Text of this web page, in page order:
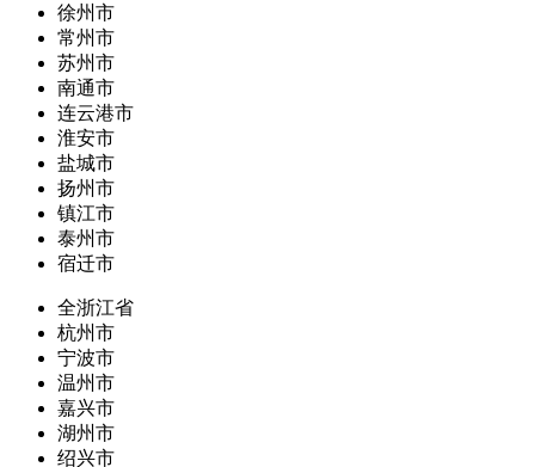
徐州市
常州市
苏州市
南通市
连云港市
淮安市
盐城市
扬州市
镇江市
泰州市
宿迁市
全浙江省
杭州市
宁波市
温州市
嘉兴市
湖州市
绍兴市